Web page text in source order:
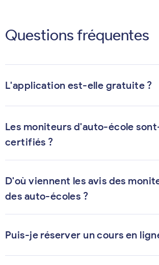
Questions fréquentes
L'application est-elle gratuite ?
Les moniteurs d'auto-école
certifiés ?
D'où viennent les avis des
des auto-écoles ?
Puis-je réserver un cours en